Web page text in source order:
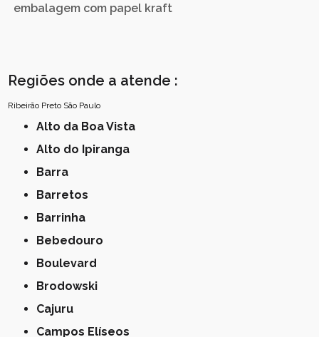
embalagem com papel kraft
Regiões onde a atende :
Ribeirão Preto São Paulo
Alto da Boa Vista
Alto do Ipiranga
Barra
Barretos
Barrinha
Bebedouro
Boulevard
Brodowski
Cajuru
Campos Elíseos